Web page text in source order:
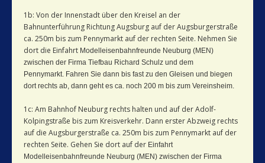
1b: Von der Innenstadt über den Kreisel an der
Bahnunterführung Richtung Augsburg auf der Augsburgerstraße
ca. 250m bis zum Pennymarkt auf der rechten Seite. Nehmen Sie
dort die Einfahrt Modelleisenbahnfreunde Neuburg (MEN)
zwischen der Firma Tiefbau Richard Schulz und dem
Pennymarkt. Fahren Sie dann bis fast zu den Gleisen und biegen
dort rechts ab, dann geht es ca. noch 200 m bis zum Vereinsheim.
1c: Am Bahnhof Neuburg rechts halten und auf der Adolf-
Kolpingstraße bis zum Kreisverkehr. Dann erster Abzweig rechts
auf die Augsburgerstraße ca. 250m bis zum Pennymarkt auf der
rechten Seite. Gehen Sie dort auf der Einfahrt
Modelleisenbahnfreunde Neuburg (MEN) zwischen der Firma